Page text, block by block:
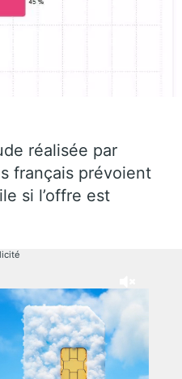
réalisée par
français prévoient
si l’offre est